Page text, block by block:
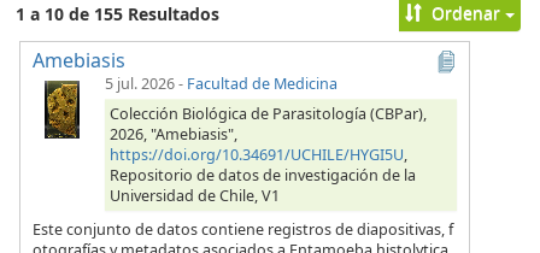
1 a 10 de 155 Resultados Ordenar
Amebiasis
5 jul. 2026- Facultad de Medicina
Colección Biológica de Parasitología (CBPar),
2026, "Amebiasis",
https://doi.org/10.34691/UCHILE/HYGI5U,
Repositorio de datos de investigación de la
Universidad de Chile, V1
Este conjunto de datos contiene registros de diapositivas, f